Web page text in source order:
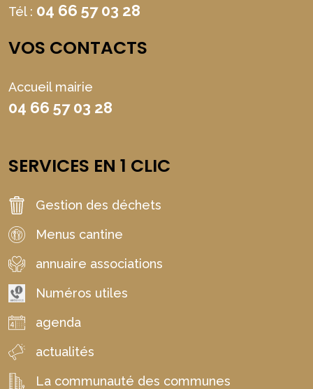
Tél : 04 66 57 03 28
VOS CONTACTS
Accueil mairie
04 66 57 03 28
SERVICES EN 1 CLIC
Gestion des déchets
Menus cantine
annuaire associations
Numéros utiles
agenda
actualités
La communauté des communes